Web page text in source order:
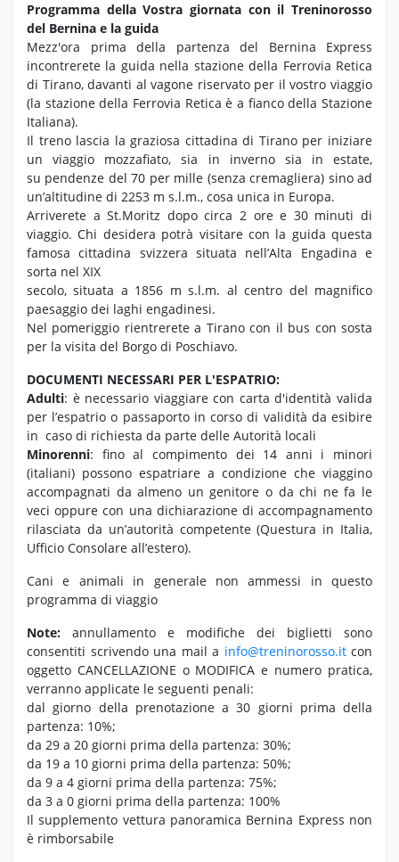
Programma della Vostra giornata con il Treninorosso
del Bernina e la guida
Mezz'ora prima della partenza del Bernina Express
incontrerete la guida nella stazione della Ferrovia Retica
di Tirano, davanti al vagone riservato per il vostro viaggio
(la stazione della Ferrovia Retica è a fianco della Stazione
Italiana).
Il treno lascia la graziosa cittadina di Tirano per iniziare
un viaggio mozzafiato, sia in inverno sia in estate,
su pendenze del 70 per mille (senza cremagliera) sino ad
un’altitudine di 2253 m s.l.m., cosa unica in Europa.
Arriverete a St.Moritz dopo circa 2 ore e 30 minuti di
viaggio. Chi desidera potrà visitare con la guida questa
famosa cittadina svizzera situata nell’Alta Engadina e
sorta nel XIX
secolo, situata a 1856 m s.l.m. al centro del magnifico
paesaggio dei laghi engadinesi.
Nel pomeriggio rientrerete a Tirano con il bus con sosta
per la visita del Borgo di Poschiavo.
DOCUMENTI NECESSARI PER L'ESPATRIO:
Adulti: è necessario viaggiare con carta d'identità valida
per l’espatrio o passaporto in corso di validità da esibire
in caso di richiesta da parte delle Autorità locali
Minorenni: fino al compimento dei 14 anni i minori
(italiani) possono espatriare a condizione che viaggino
accompagnati da almeno un genitore o da chi ne fa le
veci oppure con una dichiarazione di accompagnamento
rilasciata da un’autorità competente (Questura in Italia,
Ufficio Consolare all’estero).
Cani e animali in generale non ammessi in questo
programma di viaggio
Note: annullamento e modifiche dei biglietti sono
consentiti scrivendo una mail a info@treninorosso.itcon
oggetto CANCELLAZIONE o MODIFICA e numero pratica,
verranno applicate le seguenti penali:
dal giorno della prenotazione a 30 giorni prima della
partenza: 10%;
da 29 a 20 giorni prima della partenza: 30%;
da 19 a 10 giorni prima della partenza: 50%;
da 9 a 4 giorni prima della partenza: 75%;
da 3 a 0 giorni prima della partenza: 100%
Il supplemento vettura panoramica Bernina Express non
è rimborsabile